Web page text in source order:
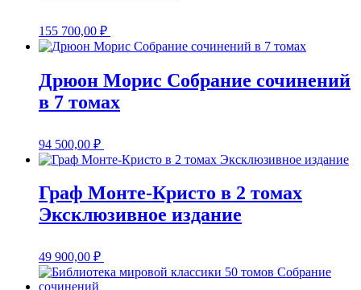
155 700,00 ₽
Дрюон Морис Собрание сочинений
в 7 томах
94 500,00 ₽
Граф Монте-Кристо в 2 томах
Эксклюзивное издание
49 900,00 ₽